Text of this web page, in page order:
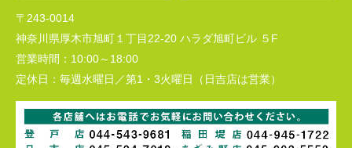
〒243-0014
神奈川県厚木市旭町１丁目22-20 ハラダ旭町ビル ５F
営業時間： 10:00～18:00
定休日： 毎週水曜日／第1・3火曜日（日吉店は営業）